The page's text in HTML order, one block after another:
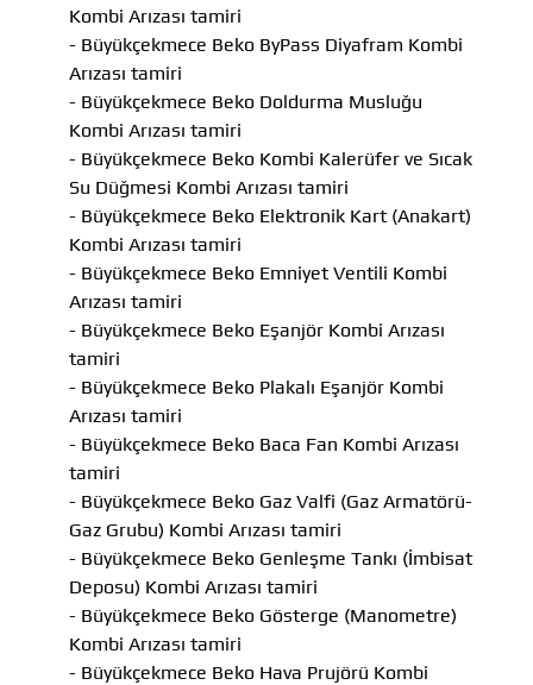
Kombi Arızası tamiri
- Büyükçekmece Beko ByPass Diyafram Kombi
Arızası tamiri
- Büyükçekmece Beko Doldurma Musluğu
Kombi Arızası tamiri
- Büyükçekmece Beko Kombi Kalerüfer ve Sıcak
Su Düğmesi Kombi Arızası tamiri
- Büyükçekmece Beko Elektronik Kart (Anakart)
Kombi Arızası tamiri
- Büyükçekmece Beko Emniyet Ventili Kombi
Arızası tamiri
- Büyükçekmece Beko Eşanjör Kombi Arızası
tamiri
- Büyükçekmece Beko Plakalı Eşanjör Kombi
Arızası tamiri
- Büyükçekmece Beko Baca Fan Kombi Arızası
tamiri
- Büyükçekmece Beko Gaz Valfi (Gaz Armatörü-
Gaz Grubu) Kombi Arızası tamiri
- Büyükçekmece Beko Genleşme Tankı (İmbisat
Deposu) Kombi Arızası tamiri
- Büyükçekmece Beko Gösterge (Manometre)
Kombi Arızası tamiri
- Büyükçekmece Beko Hava Prujörü Kombi